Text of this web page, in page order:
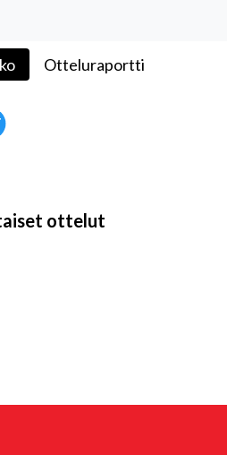
Otteluraportti
ottelut